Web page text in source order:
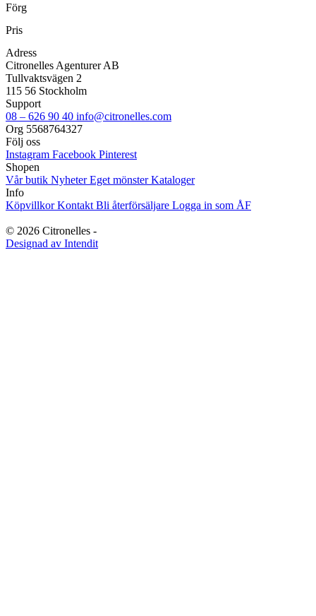
FIKA orginal
Kökshanddukar
Muggar
Originella Original
OUTLET
Övrigt
Produkter med Husmönster
Förg
Pris
Adress
Citronelles Agenturer AB
Tullvaktsvägen 2
115 56 Stockholm
Support
08 – 626 90 40 info@citronelles.com
Org 5568764327
Följ oss
Instagram Facebook Pinterest
Shopen
Vår butik NyheterEget mönsterKataloger
Info
KöpvillkorKontakt Bli återförsäljare Logga in som ÅF
© 2026 Citronelles -
Designad av Intendit